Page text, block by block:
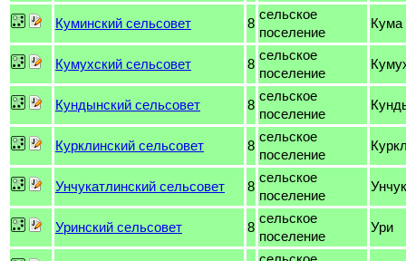
Куминский сельсовет 8
сельское
поселение
Кума
Кумухский сельсовет 8
сельское
поселение
Кундынский сельсовет 8
сельское
поселение
Курклинский сельсовет 8
сельское
поселение
Унчукатлинский сельсовет 8
сельское
поселение
Уринский сельсовет 8
сельское
поселение
Ури